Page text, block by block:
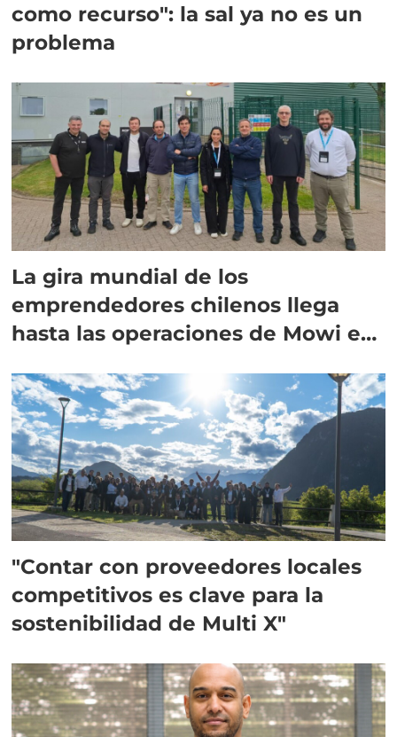
como recurso": la sal ya no es un
problema
La gira mundial de los
emprendedores chilenos llega
hasta las operaciones de Mowi en
"Contar con proveedores locales
competitivos es clave para la
sostenibilidad de Multi X"